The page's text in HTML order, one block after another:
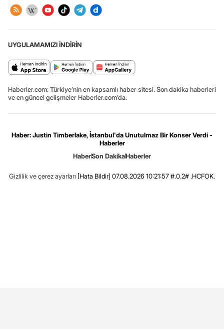
UYGULAMAMIZI İNDİRİN
Haberler.com: Türkiye’nin en kapsamlı haber sitesi. Son dakika haberleri
ve en güncel gelişmeler Haberler.com’da.
Haber: Justin Timberlake, İstanbul'da Unutulmaz Bir Konser Verdi -
Haberler
HaberSon DakikaHaberler
Gizlilik ve çerez ayarları [Hata Bildir] 07.08.2026 10:21:57 #.0.2# .HCFOK.